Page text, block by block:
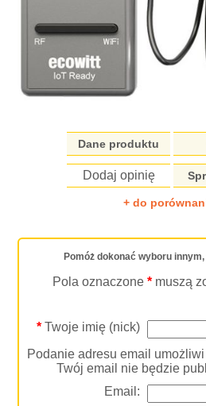
Dane produktu
Dodaj opinię
+ do
Pomóż dokonać wyboru
Pola oznaczone * muszą
*Twoje imię (nick)
Podanie adresu email
Twój email nie będzie
Email: